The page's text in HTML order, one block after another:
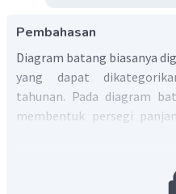
Pembahasan
Diagram batang biasanya
yang dapat
tahunan. Pada diagram
membentuk persegi